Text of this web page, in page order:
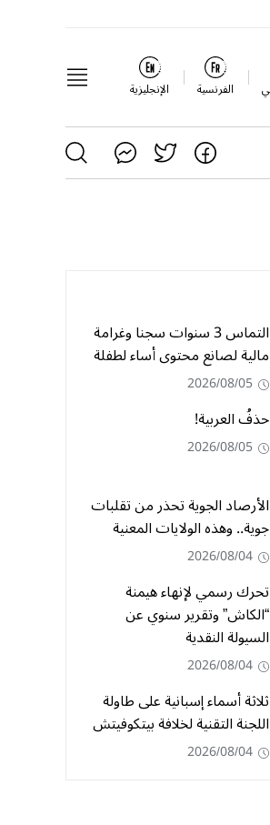
الفرنسية الإنجليزية
التماس 3 سنوات سجنا وغرامة
مالية لصانع محتوى أساء لطفلة
2026/08/05
حذفُ العربية!
2026/08/05
الأرصاد الجوية تحذر من تقلبات
جوية.. وهذه الولايات المعنية
2026/08/04
تحرك رسمي لإنهاء هيمنة
“الكاش” وتقرير سنوي عن
السيولة النقدية
2026/08/04
ثلاثة أسماء إسبانية على طاولة
اللجنة التقنية لخلافة بيتكوفيتش
2026/08/04